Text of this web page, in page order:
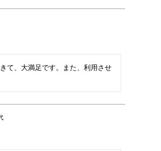
て、大満足です。また、利用させ